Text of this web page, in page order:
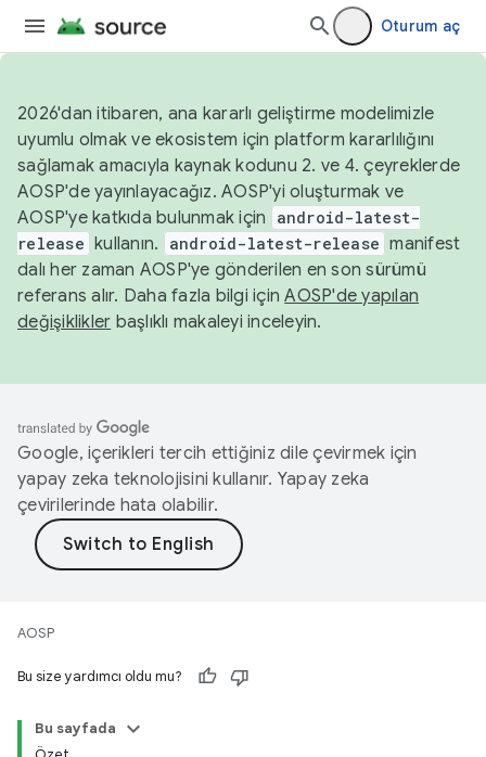
Oturum aç
2026'dan itibaren, ana kararlı geliştirme modelimizle
uyumlu olmak ve ekosistem için platform kararlılığını
sağlamak amacıyla kaynak kodunu 2. ve 4. çeyreklerde
AOSP'de yayınlayacağız. AOSP'yi oluşturmak ve
AOSP'ye katkıda bulunmak için
android-latest-
release kullanın. android-latest-release manifest
dalı her zaman AOSP'ye gönderilen en son sürümü
referans alır. Daha fazla bilgi içinAOSP'de yapılan
değişiklikler başlıklı makaleyi inceleyin.
Google, içerikleri tercih ettiğiniz dile çevirmek için
yapay zeka teknolojisini kullanır. Yapay zeka
çevirilerinde hata olabilir.
AOSP
Bu size yardımcı oldu mu?
Bu sayfada